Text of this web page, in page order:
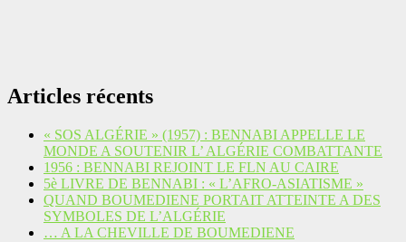
Articles récents
« SOS ALGÉRIE » (1957) : BENNABI APPELLE LE
MONDE A SOUTENIR L’ ALGÉRIE COMBATTANTE
1956 : BENNABI REJOINT LE FLN AU CAIRE
5è LIVRE DE BENNABI : « L’AFRO-ASIATISME »
QUAND BOUMEDIENE PORTAIT ATTEINTE A DES
SYMBOLES DE L’ALGÉRIE
… A LA CHEVILLE DE BOUMEDIENE